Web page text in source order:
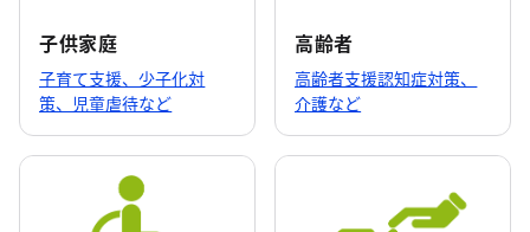
７月16日 「共生社会の理念に賛同する企業・
団体」シンボルデザインの愛称を募集します
NEW 福祉局
なかにふれあいがある
福祉局
子供家庭
子育て支援、少子化対
策、児童虐待など
高齢者
高齢者支援認知症対策、
介護など